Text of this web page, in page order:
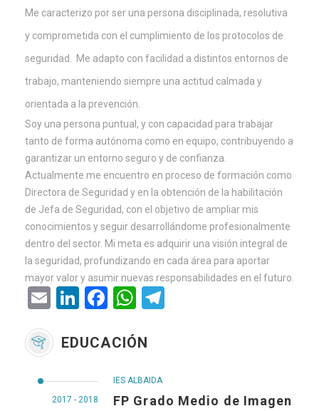
Me caracterizo por ser una persona disciplinada, resolutiva
y comprometida con el cumplimiento de los protocolos de
seguridad. Me adapto con facilidad a distintos entornos de
trabajo, manteniendo siempre una actitud calmada y
orientada a la prevención.
Soy una persona puntual, y con capacidad para trabajar
tanto de forma autónoma como en equipo, contribuyendo a
garantizar un entorno seguro y de confianza.
Actualmente me encuentro en proceso de formación como
Directora de Seguridad y en la obtención de la habilitación
de Jefa de Seguridad, con el objetivo de ampliar mis
conocimientos y seguir desarrollándome profesionalmente
dentro del sector. Mi meta es adquirir una visión integral de
la seguridad, profundizando en cada área para aportar
mayor valor y asumir nuevas responsabilidades en el futuro.
EmailLinkedIn
Facebook
WhatsApp
EDUCACIÓN
2017 - 2018
IES ALBAIDA
FP Grado Medio de Imagen